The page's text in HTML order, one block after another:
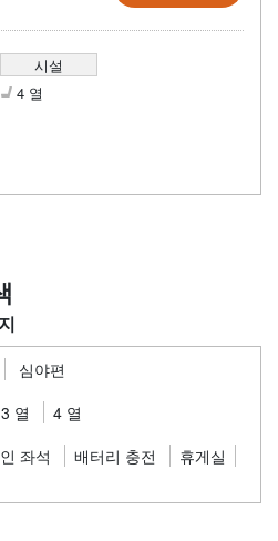
시설
4 열
심야편
3 열 4 열
좌석 배터리 충전
휴게실